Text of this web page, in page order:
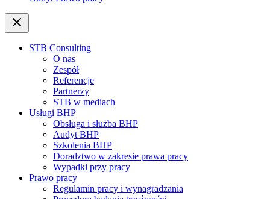
STB Consulting
O nas
Zespół
Referencje
Partnerzy
STB w mediach
Usługi BHP
Obsługa i służba BHP
Audyt BHP
Szkolenia BHP
Doradztwo w zakresie prawa pracy
Wypadki przy pracy
Prawo pracy
Regulamin pracy i wynagradzania